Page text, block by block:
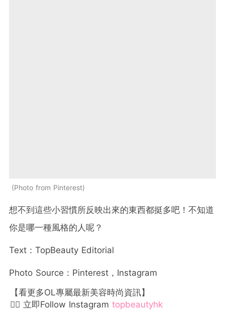
Photo from Pinterest
想不到這些小習慣所反映出來的東西都挺多吧！不知道
你是哪一種風格的人呢？
Text：TopBeauty Editorial
Photo Source：Pinterest，Instagram
【看更多OL專屬最新美容時尚資訊】
👉🏻 立即Follow Instagram topbeautyhk